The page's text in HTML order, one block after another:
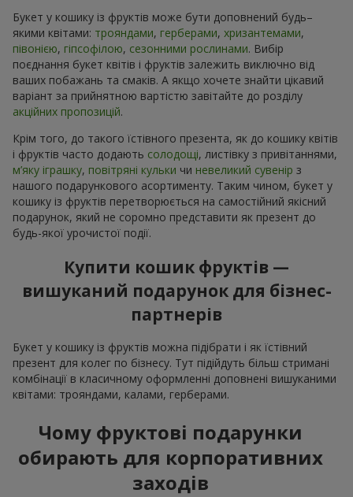
Букет у кошику із фруктів може бути доповнений будь–
якими квітами: трояндами, герберами, хризантемами,
півонією, гіпсофілою, сезонними рослинами. Вибір
поєднання букет квітів і фруктів залежить виключно від
ваших побажань та смаків. А якщо хочете знайти цікавий
варіант за прийнятною вартістю завітайте до розділу
акційних пропозицій.
Крім того, до такого їстівного презента, як до кошику квітів
і фруктів часто додають солодощі, листівку з привітаннями,
м’яку іграшку, повітряні кульки чи невеликий сувенір з
нашого подарункового асортименту. Таким чином, букет у
кошику із фруктів перетворюється на самостійний якісний
подарунок, який не соромно представити як презент до
будь-якої урочистої події.
Купити кошик фруктів —
вишуканий подарунок для бізнес-
партнерів
Букет у кошику із фруктів можна підібрати і як їстівний
презент для колег по бізнесу. Тут підійдуть більш стримані
комбінації в класичному оформленні доповнені вишуканими
квітами: трояндами, калами, герберами.
Чому фруктові подарунки
обирають для корпоративних
заходів